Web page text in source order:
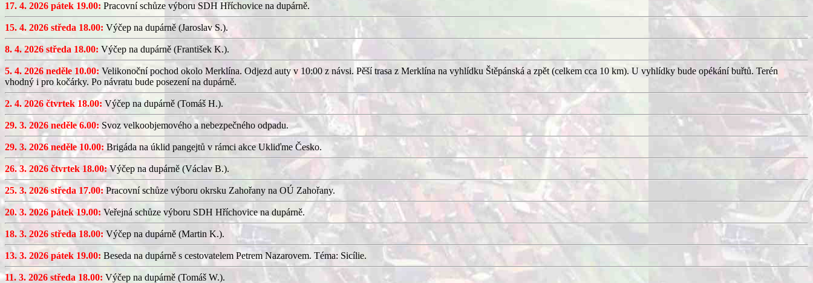
17. 4. 2026 pátek 19.00: Pracovní schůze výboru SDH Hříchovice na dupárně.
15. 4. 2026 středa 18.00: Výčep na dupárně (Jaroslav S.).
8. 4. 2026 středa 18.00: Výčep na dupárně (František K.).
5. 4. 2026 neděle 10.00: Velikonoční pochod okolo Merklína. Odjezd auty v 10:00 z návsi. Pěší trasa z Merklína na vyhlídku Štěpánská a zpět (celkem cca 10 km). U vyhlídky bude opékání buřtů. Terén
vhodný i pro kočárky. Po návratu bude posezení na dupárně.
2. 4. 2026 čtvrtek 18.00: Výčep na dupárně (Tomáš H.).
29. 3. 2026 neděle 6.00: Svoz velkoobjemového a nebezpečného odpadu.
29. 3. 2026 neděle 10.00: Brigáda na úklid pangejtů v rámci akce Ukliďme Česko.
26. 3. 2026 čtvrtek 18.00:Výčep na dupárně (Václav B.).
25. 3. 2026 středa 17.00: Pracovní schůze výboru okrsku Zahořany na OÚ Zahořany.
20. 3. 2026 pátek 19.00: Veřejná schůze výboru SDH Hříchovice na dupárně.
18. 3. 2026 středa 18.00: Výčep na dupárně (Martin K.).
13. 3. 2026 pátek 19.00: Beseda na dupárně s cestovatelem Petrem Nazarovem. Téma: Sicílie.
11. 3. 2026 středa 18.00: Výčep na dupárně (Tomáš W.).